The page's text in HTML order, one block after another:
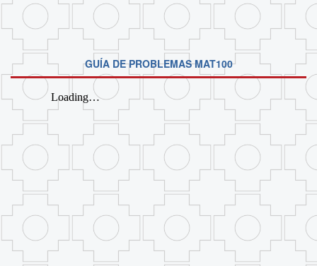
GUÍA DE PROBLEMAS MAT100